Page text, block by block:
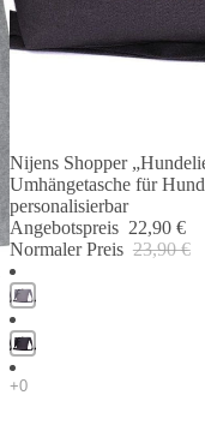
Angebot 🐾
Nijens Shopper
Umhängetasche für
personalisierbar
Angebotspreis 22,90 €
Normaler Preis 23,90 €